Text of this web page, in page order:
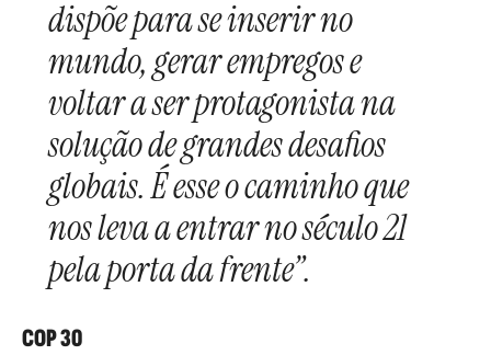
dispõe para se inserir no
mundo, gerar empregos e
voltar a ser protagonista na
solução de grandes desafios
globais. É esse o caminho que
nos leva a entrar no século 21
pela porta da frente”.
COP 30